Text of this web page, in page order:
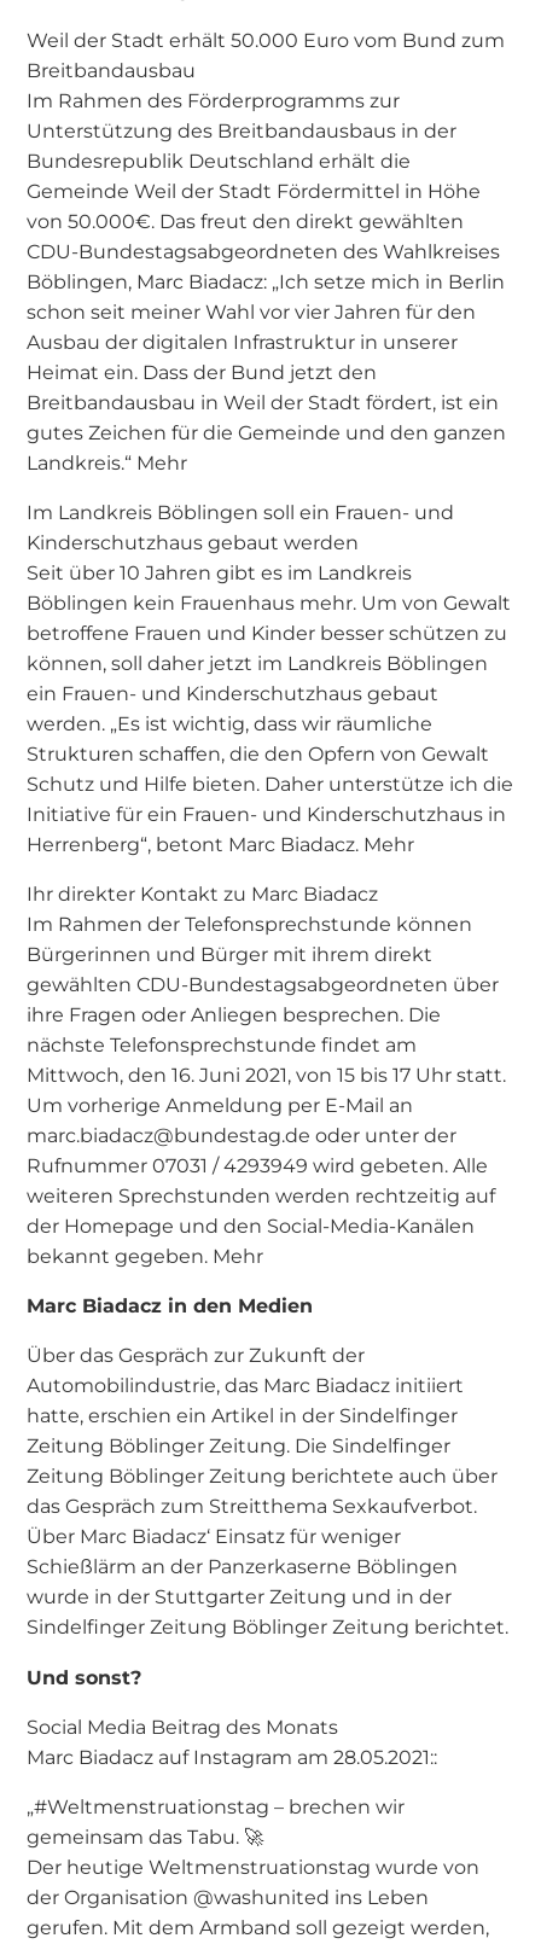
Weil der Stadt erhält 50.000 Euro vom Bund zum
Breitbandausbau
Im Rahmen des Förderprogramms zur
Unterstützung des Breitbandausbaus in der
Bundesrepublik Deutschland erhält die
Gemeinde Weil der Stadt Fördermittel in Höhe
von 50.000€. Das freut den direkt gewählten
CDU-Bundestagsabgeordneten des Wahlkreises
Böblingen, Marc Biadacz: „Ich setze mich in Berlin
schon seit meiner Wahl vor vier Jahren für den
Ausbau der digitalen Infrastruktur in unserer
Heimat ein. Dass der Bund jetzt den
Breitbandausbau in Weil der Stadt fördert, ist ein
gutes Zeichen für die Gemeinde und den ganzen
Landkreis.“ Mehr
Im Landkreis Böblingen soll ein Frauen- und
Kinderschutzhaus gebaut werden
Seit über 10 Jahren gibt es im Landkreis
Böblingen kein Frauenhaus mehr. Um von Gewalt
betroffene Frauen und Kinder besser schützen zu
können, soll daher jetzt im Landkreis Böblingen
ein Frauen- und Kinderschutzhaus gebaut
werden. „Es ist wichtig, dass wir räumliche
Strukturen schaffen, die den Opfern von Gewalt
Schutz und Hilfe bieten. Daher unterstütze ich die
Initiative für ein Frauen- und Kinderschutzhaus in
Herrenberg“, betont Marc Biadacz. Mehr
Ihr direkter Kontakt zu Marc Biadacz
Im Rahmen der Telefonsprechstunde können
Bürgerinnen und Bürger mit ihrem direkt
gewählten CDU-Bundestagsabgeordneten über
ihre Fragen oder Anliegen besprechen. Die
nächste Telefonsprechstunde findet am
Mittwoch, den 16. Juni 2021, von 15 bis 17 Uhr statt.
Um vorherige Anmeldung per E-Mail an
marc.biadacz@bundestag.de oder unter der
Rufnummer 07031 / 4293949 wird gebeten. Alle
weiteren Sprechstunden werden rechtzeitig auf
der Homepage und den Social-Media-Kanälen
bekannt gegeben. Mehr
Marc Biadacz in den Medien
Über das Gespräch zur Zukunft der
Automobilindustrie, das Marc Biadacz initiiert
hatte, erschien ein Artikel in der Sindelfinger
Zeitung Böblinger Zeitung. Die Sindelfinger
Zeitung Böblinger Zeitung berichtete auch über
das Gespräch zum Streitthema Sexkaufverbot.
Über Marc Biadacz‘ Einsatz für weniger
Schießlärm an der Panzerkaserne Böblingen
wurde in der Stuttgarter Zeitung und in der
Sindelfinger Zeitung Böblinger Zeitung berichtet.
Und sonst?
Social Media Beitrag des Monats
Marc Biadacz auf Instagram am 28.05.2021::
„#Weltmenstruationstag – brechen wir
gemeinsam das Tabu. 🚀
Der heutige Weltmenstruationstag wurde von
der Organisation @washunited ins Leben
gerufen. Mit dem Armband soll gezeigt werden,